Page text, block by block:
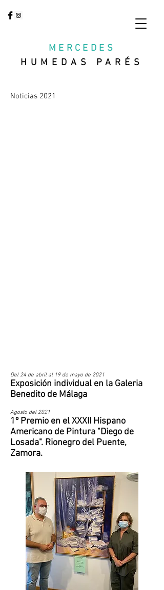
MERCEDES
HUMEDAS PARÉS
Noticias 2021
Del 24 de abril al 19 de mayo de 2021
Exposición individual en la Galeria
Benedito de Málaga
Agosto del 2021
1º Premio en el XXXII Hispano
Americano de Pintura "Diego de
Losada". Rionegro del Puente,
Zamora.